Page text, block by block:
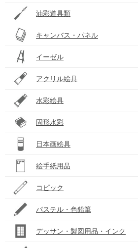
油彩道具類
キャンバス・パネル
イーゼル
アクリル絵具
水彩絵具
固形水彩
日本画絵具
絵手紙用品
コピック
パステル・色鉛筆
デッサン・製図用品・インク